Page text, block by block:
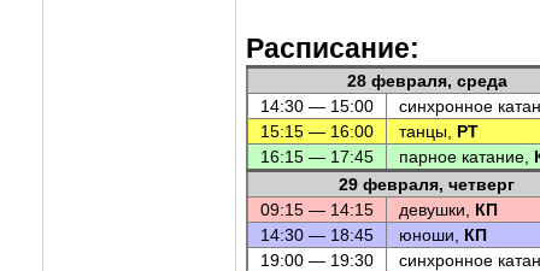
Расписание:
28 февраля, среда
14:30 — 15:00
синхронное
15:15 — 16:00
танцы, РТ
16:15 — 17:45
парное катание,
29 февраля, четверг
09:15 — 14:15
девушки, КП
14:30 — 18:45
юноши, КП
19:00 — 19:30
синхронное